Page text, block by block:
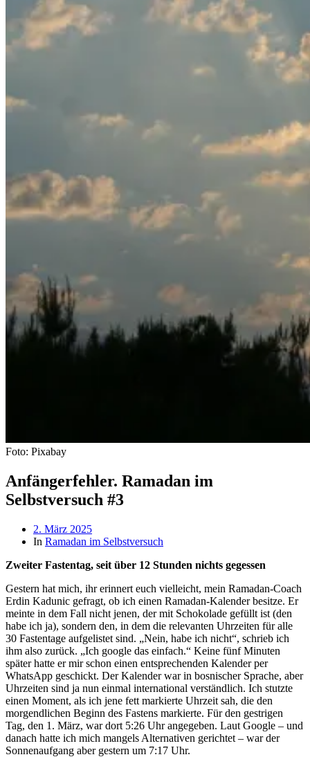
Foto: Pixabay
Anfängerfehler. Ramadan im
Selbstversuch #3
Beitragsdatum
2. März 2025
In Ramadan im Selbstversuch
Zweiter Fastentag, seit über 12 Stunden nichts gegessen
Gestern hat mich, ihr erinnert euch vielleicht, mein Ramadan-Coach
Erdin Kadunic gefragt, ob ich einen Ramadan-Kalender besitze. Er
meinte in dem Fall nicht jenen, der mit Schokolade gefüllt ist (den
habe ich ja), sondern den, in dem die relevanten Uhrzeiten für alle
30 Fastentage aufgelistet sind. „Nein, habe ich nicht“, schrieb ich
ihm also zurück. „Ich google das einfach.“ Keine fünf Minuten
später hatte er mir schon einen entsprechenden Kalender per
WhatsApp geschickt. Der Kalender war in bosnischer Sprache, aber
Uhrzeiten sind ja nun einmal international verständlich. Ich stutzte
einen Moment, als ich jene fett markierte Uhrzeit sah, die den
morgendlichen Beginn des Fastens markierte. Für den gestrigen
Tag, den 1. März, war dort 5:26 Uhr angegeben. Laut Google – und
danach hatte ich mich mangels Alternativen gerichtet – war der
Sonnenaufgang aber gestern um 7:17 Uhr.